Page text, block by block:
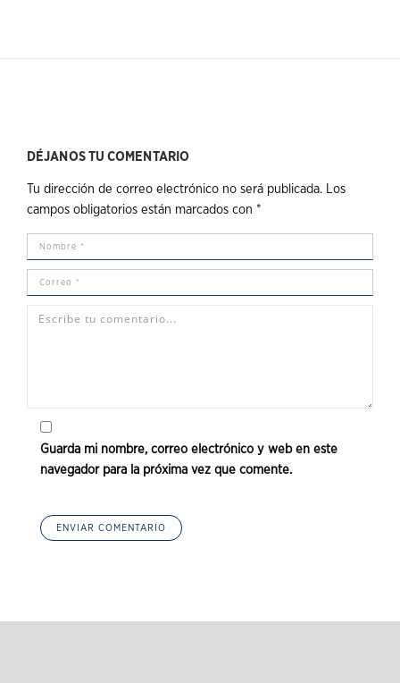
DÉJANOS TU COMENTARIO
Tu dirección de correo electrónico no será publicada.
Los
campos obligatorios están marcados con *
Guarda mi nombre, correo electrónico y web en este
navegador para la próxima vez que comente.